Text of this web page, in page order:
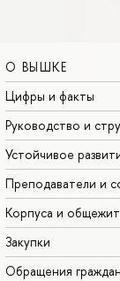
О ВЫШКЕ
Цифры и факты
Руководство и
Устойчивое
Преподаватели и
Корпуса и
Закупки
Обращения